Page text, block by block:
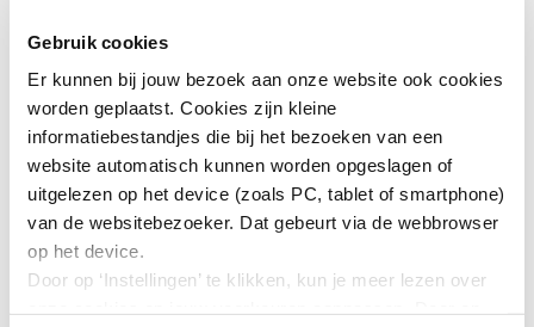
Gebruik cookies
Er kunnen bij jouw bezoek aan onze website ook cookies
worden geplaatst. Cookies zijn kleine
informatiebestandjes die bij het bezoeken van een
website automatisch kunnen worden opgeslagen of
uitgelezen op het device (zoals PC, tablet of smartphone)
van de websitebezoeker. Dat gebeurt via de webbrowser
op het device.
Door op ‘Instellingen’ te klikken, kun je meer lezen over
welke banen, wat voor huizen en hoeveel, hoe de
armoede bestrijden en jongeren toekomst geven. Daar
zijn naast bedrijven ook instellingen, vrijwilligers en
sociale initiatieven bij nodig.
Drie elementen wil ik hier benadrukken om dit te
organiseren en de uitvoering te ondersteunen:
Ten eerste, heldere regie en rolverdeling. We moeten